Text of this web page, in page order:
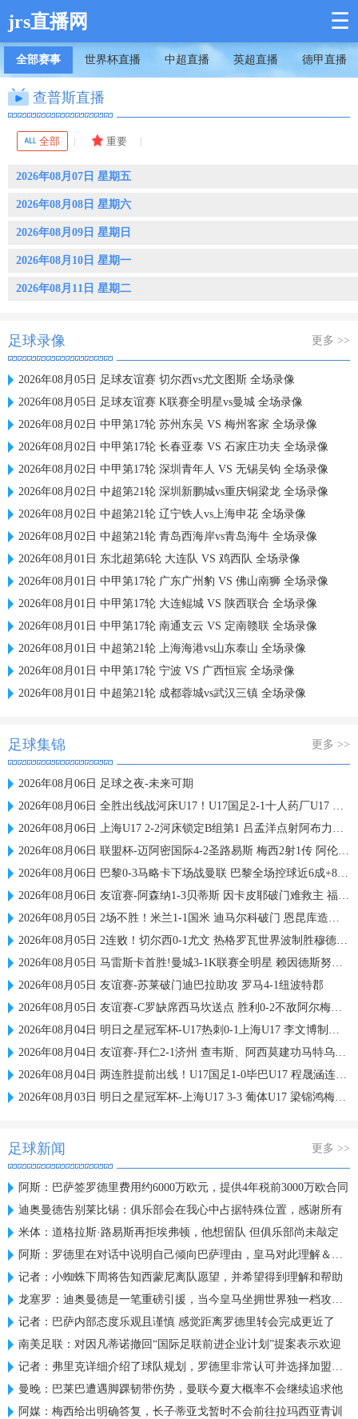
jrs直播网 ☰
全部赛事 世界杯直播 中超直播 英超直播 德甲直播
查普斯直播
2026年08月07日 星期五
2026年08月08日 星期六
2026年08月09日 星期日
2026年08月10日 星期一
2026年08月11日 星期二
足球录像 更多 >>
2026年08月05日 足球友谊赛 切尔西vs尤文图斯 全场录像
2026年08月05日 足球友谊赛 K联赛全明星vs曼城 全场录像
2026年08月02日 中甲第17轮 苏州东吴 VS 梅州客家 全场录像
2026年08月02日 中甲第17轮 长春亚泰 VS 石家庄功夫 全场录像
2026年08月02日 中甲第17轮 深圳青年人 VS 无锡吴钩 全场录像
2026年08月02日 中超第21轮 深圳新鹏城vs重庆铜梁龙 全场录像
2026年08月02日 中超第21轮 辽宁铁人vs上海申花 全场录像
2026年08月02日 中超第21轮 青岛西海岸vs青岛海牛 全场录像
2026年08月01日 东北超第6轮 大连队 VS 鸡西队 全场录像
2026年08月01日 中甲第17轮 广东广州豹 VS 佛山南狮 全场录像
2026年08月01日 中甲第17轮 大连鲲城 VS 陕西联合 全场录像
2026年08月01日 中甲第17轮 南通支云 VS 定南赣联 全场录像
2026年08月01日 中超第21轮 上海海港vs山东泰山 全场录像
2026年08月01日 中甲第17轮 宁波 VS 广西恒宸 全场录像
2026年08月01日 中超第21轮 成都蓉城vs武汉三镇 全场录像
足球集锦 更多 >>
2026年08月06日 足球之夜-未来可期
2026年08月06日 全胜出线战河床U17！U17国足2-1十人药厂U17 赵松源登场1分钟传射
2026年08月06日 上海U17 2-2河床锁定B组第1 吕孟洋点射阿布力米破门 将战A组第2
2026年08月06日 联盟杯-迈阿密国际4-2圣路易斯 梅西2射1传 阿伦助攻戴帽
2026年08月06日 巴黎0-3马略卡下场战曼联 巴黎全场控球近6成+8射3正未果
2026年08月06日 友谊赛-阿森纳1-3贝蒂斯 因卡皮耶破门难救主 福纳尔斯1射2传
2026年08月05日 2场不胜！米兰1-1国米 迪马尔科破门 恩昆库造点+点射拉莫斯登场
2026年08月05日 2连败！切尔西0-1尤文 热格罗瓦世界波制胜穆德里克时隔614天复出
2026年08月05日 马雷斯卡首胜!曼城3-1K联赛全明星 赖因德斯努里破门塞梅尼奥助攻
2026年08月05日 友谊赛-苏莱破门迪巴拉助攻 罗马4-1纽波特郡
2026年08月05日 友谊赛-C罗缺席西马坎送点 胜利0-2不敌阿尔梅里亚
2026年08月04日 明日之星冠军杯-U17热刺0-1上海U17 李文博制胜球
2026年08月04日 友谊赛-拜仁2-1济州 查韦斯、阿西莫建功马特乌斯彩虹过人送助攻
2026年08月04日 两连胜提前出线！U17国足1-0毕巴U17 程晟涵连场破门赵松源中楣
2026年08月03日 明日之星冠军杯-上海U17 3-3 葡体U17 梁锦鸿梅开二度
足球新闻 更多 >>
阿斯：巴萨签罗德里费用约6000万欧元，提供4年税前3000万欧合同
迪奥曼德告别莱比锡：俱乐部会在我心中占据特殊位置，感谢所有
米体：道格拉斯·路易斯再拒埃弗顿，他想留队 但俱乐部尚未敲定
阿斯：罗德里在对话中说明自己倾向巴萨理由，皇马对此理解＆祝好
记者：小蜘蛛下周将告知西蒙尼离队愿望，并希望得到理解和帮助
龙塞罗：迪奥曼德是一笔重磅引援，当今皇马坐拥世界独一档攻击线
记者：巴萨内部态度乐观且谨慎 感觉距离罗德里转会完成更近了
南美足联：对因凡蒂诺撤回“国际足联前进企业计划”提案表示欢迎
记者：弗里克详细介绍了球队规划，罗德里非常认可并选择加盟巴萨
曼晚：巴莱巴遭遇脚踝韧带伤势，曼联今夏大概率不会继续追求他
阿媒：梅西给出明确答复，长子蒂亚戈暂时不会前往拉玛西亚青训